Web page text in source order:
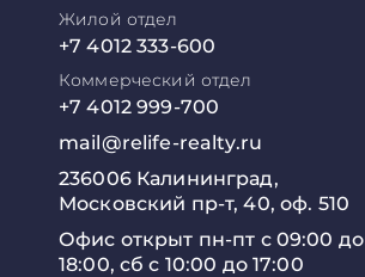
Жилой отдел
+7 4012 333-600
Коммерческий отдел
+7 4012 999-700
mail@relife-realty.ru
236006 Калининград,
Московский пр-т, 40, оф. 510
Офис открыт пн-пт с 09:00 до
18:00, сб с 10:00 до 17:00